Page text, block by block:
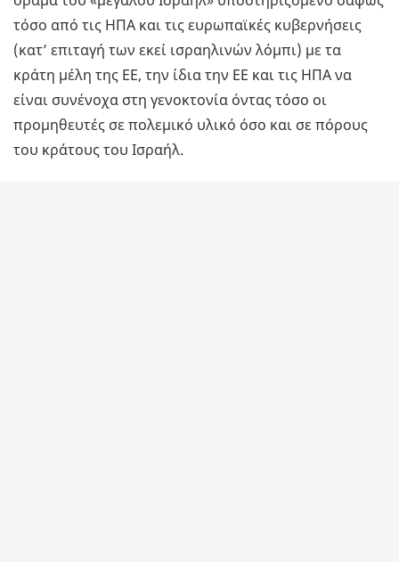
τόσο από τις ΗΠΑ και τις ευρωπαϊκές κυβερνήσεις
(κατ’ επιταγή των εκεί ισραηλινών λόμπι) με τα
κράτη μέλη της ΕΕ, την ίδια την ΕΕ και τις ΗΠΑ να
είναι συνένοχα στη γενοκτονία όντας τόσο οι
προμηθευτές σε πολεμικό υλικό όσο και σε πόρους
του κράτους του Ισραήλ.